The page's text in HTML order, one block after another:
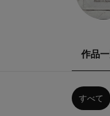
作品
すべて